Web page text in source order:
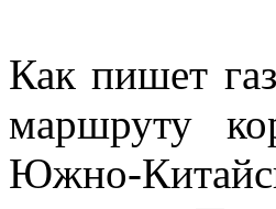
Как пишет
маршруту
Южно-